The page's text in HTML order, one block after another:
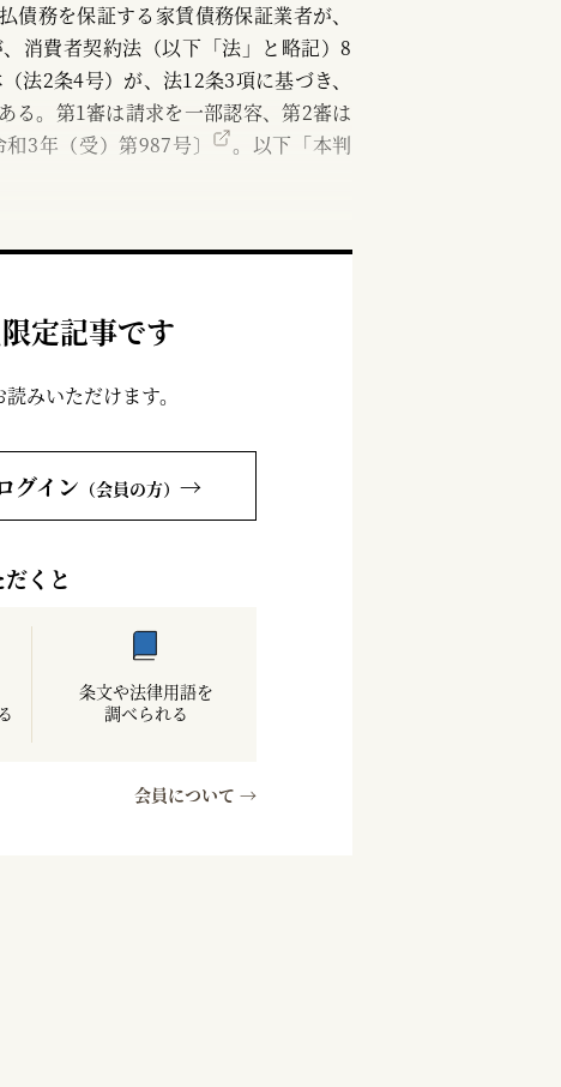
務を保証する家賃債務保証業者が、
消費者契約法（以下「法」と略記）8
法2条4号）が、法12条3項に基づき、
る。第1審は請求を一部認容、第2審は
3年（受）第987号〕
。以下「本判
定記事です
みいただけます。
グイン （会員の方） →
くと
条文や法律用語を
調べられる
会員について →